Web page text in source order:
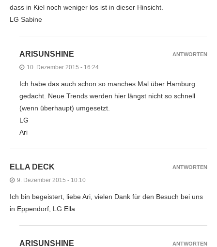
dass in Kiel noch weniger los ist in dieser Hinsicht.
LG Sabine
ARISUNSHINE
10. Dezember 2015 - 16:24
Ich habe das auch schon so manches Mal über Hamburg
gedacht. Neue Trends werden hier längst nicht so schnell
(wenn überhaupt) umgesetzt.
LG
Ari
ANTWORTEN
ELLA DECK
9. Dezember 2015 - 10:10
Ich bin begeistert, liebe Ari, vielen Dank für den Besuch bei uns
in Eppendorf, LG Ella
ANTWORTEN
ARISUNSHINE ANTWORTEN